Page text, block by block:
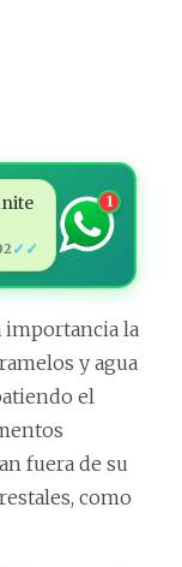
✓✓
1
importancia la
y agua
el
fuera de su
como